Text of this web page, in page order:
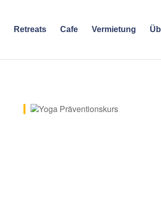
Retreats Cafe Vermietung